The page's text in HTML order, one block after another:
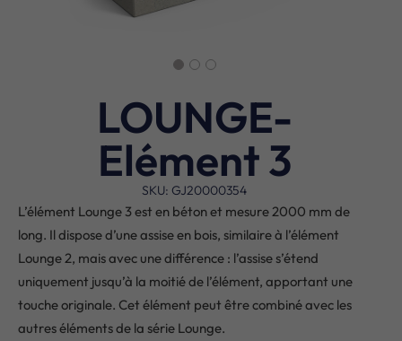
LOUNGE-
Elément 3
SKU: GJ20000354
L’élément Lounge 3 est en béton et mesure 2000 mm de
long. Il dispose d’une assise en bois, similaire à l’élément
Lounge 2, mais avec une différence : l’assise s’étend
uniquement jusqu’à la moitié de l’élément, apportant une
touche originale. Cet élément peut être combiné avec les
autres éléments de la série Lounge.